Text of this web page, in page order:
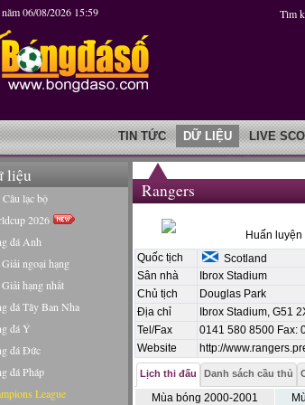
06/08/2026 15:59 Tìm
TIN TỨC DỮ LIỆU LIVE
liệu
Câu lạc bộ
2026
đá Anh
Giải ngoại hạng
Giải hạng nhất
đá Tây Ban Nha
đá Ý
đá Đức
đá Pháp
League
Rangers
Huấn
Quốc tịch
Scotland
Sân nhà
Ibrox Stadium
Chủ tịch
Douglas Park
Địa chỉ
Ibrox Stadium, G51
Tel/Fax
0141 580 8500 Fax:
Website
http://
Lịch thi đấu Danh sách cầu thủ
Mùa bóng 2000-2001